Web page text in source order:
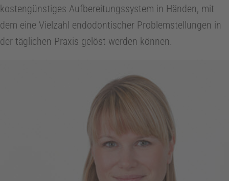
kostengünstiges Aufbereitungssystem in Händen, mit
dem eine Vielzahl endodontischer Problemstellungen in
der täglichen Praxis gelöst werden können.